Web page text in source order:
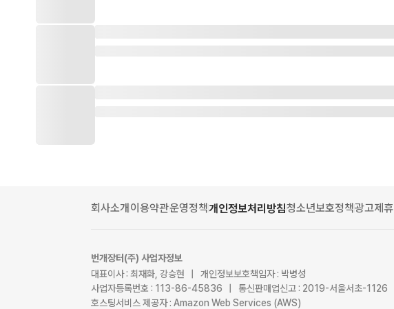
회사소개이용약관운영정책개인정보처리방침청소년보호정책광고제휴
번개장터(주) 사업자정보
대표이사 : 최재화, 강승현 | 개인정보보호책임자 : 박병성
사업자등록번호 : 113-86-45836 | 통신판매업신고 : 2019-서울서초-1126
호스팅서비스 제공자 : Amazon Web Services (AWS)